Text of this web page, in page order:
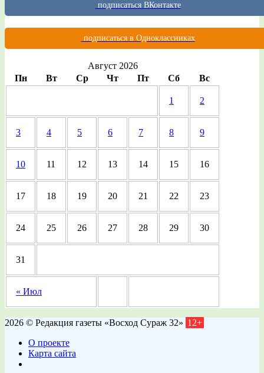
подписаться ВКонтакте
подписаться в Одноклассниках
Август 2026
Пн
Вт Ср Чт Пт Сб Вс
« Июл
1 2
3 4 5 6 7 8 9
10 11 12 13 14 15 16
17 18 19 20 21 22 23
24 25 26 27 28 29 30
31
2026 © Редакция газеты «Восход Сураж 32» 12+
О проекте
Карта сайта